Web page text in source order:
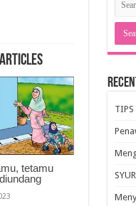
tetamu
TIPS